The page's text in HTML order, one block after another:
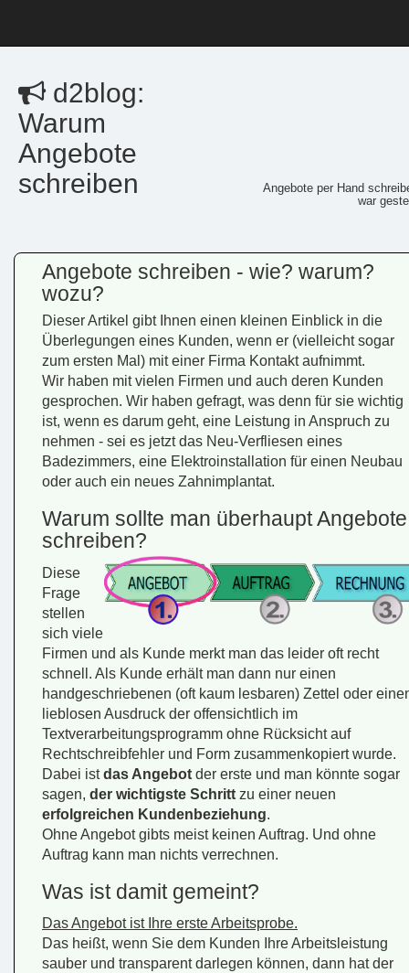
d2blog:
Warum
Angebote
schreiben
Angebote per Hand
war
Angebote schreiben - wie? warum?
wozu?
Dieser Artikel gibt Ihnen einen kleinen Einblick in die
Überlegungen eines Kunden, wenn er (vielleicht sogar
zum ersten Mal) mit einer Firma Kontakt aufnimmt.
Wir haben mit vielen Firmen und auch deren Kunden
gesprochen. Wir haben gefragt, was denn für sie wichtig
ist, wenn es darum geht, eine Leistung in Anspruch zu
nehmen - sei es jetzt das Neu-Verfliesen eines
Badezimmers, eine Elektroinstallation für einen Neubau
oder auch ein neues Zahnimplantat.
Warum sollte man überhaupt Angebote
schreiben?
Diese
Frage
stellen
sich viele
Firmen und als Kunde merkt man das leider oft recht
schnell. Als Kunde erhält man dann nur einen
handgeschriebenen (oft kaum lesbaren) Zettel oder
lieblosen Ausdruck der offensichtlich im
Textverarbeitungsprogramm ohne Rücksicht auf
Rechtschreibfehler und Form zusammenkopiert wurde.
Dabei istdas Angebot der erste und man könnte sogar
sagen, der wichtigste Schritt zu einer neuen
erfolgreichen Kundenbeziehung.
Ohne Angebot gibts meist keinen Auftrag. Und ohne
Auftrag kann man nichts verrechnen.
Was ist damit gemeint?
Das Angebot ist Ihre erste Arbeitsprobe.
Das heißt, wenn Sie dem Kunden Ihre Arbeitsleistung
sauber und transparent darlegen können, dann hat der